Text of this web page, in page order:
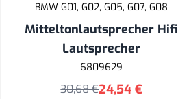
BMW G01, G02, G05, G07, G08
Mitteltonlautsprecher Hifi
Lautsprecher
6809629
24,54 €
30,68 €